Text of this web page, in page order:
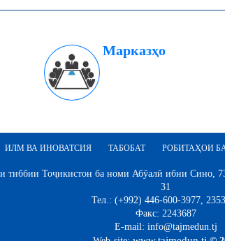
Марказҳо
ИЛМ ВА ИНОВАТСИЯ ТАБОБАТ РОБИТАҲОИ
тиббии Тоҷикистон ба номи Абӯалӣ ибни
31
Тел.: (+992) 446-600-3977,
Факс: 2243687
E-mail: info@tajmedun.tj